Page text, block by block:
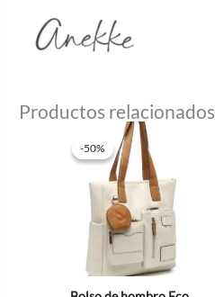
Productos relacionados
-50%
-50%